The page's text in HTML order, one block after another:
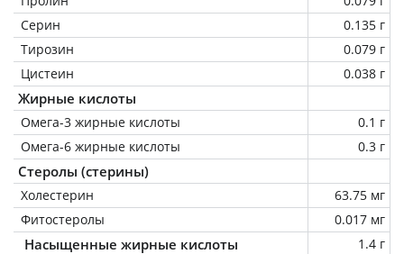
Серин
0.135 г
Тирозин
0.079 г
Цистеин
0.038 г
Жирные кислоты
Омега-3 жирные кислоты
0.1 г
Омега-6 жирные кислоты
0.3 г
Стеролы (стерины)
Холестерин
63.75 мг
Фитостеролы
0.017 мг
Насыщенные жирные кислоты
1.4 г